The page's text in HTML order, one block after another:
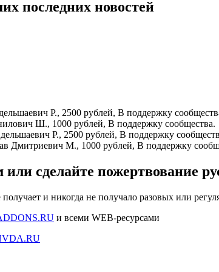
последних новостей
Р., 2500 рублей, В поддержку
Ш., 1000 рублей, В поддержку сообщества.
Р., 2500 рублей, В поддержку
Дмитриевич М., 1000 рублей, В поддержку
или сделайте пожертвование
и никогда не получало разовых или
и всеми WEB-ресурсами